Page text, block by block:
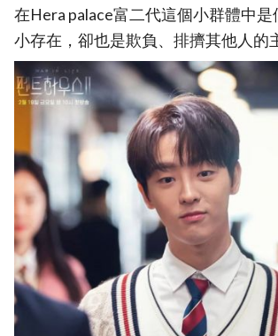
在Hera palace富二代這個小群體中是
小存在，卻也是欺負、排擠其他人的